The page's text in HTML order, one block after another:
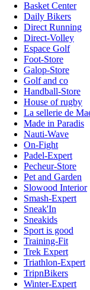
Basket Center
Daily Bikers
Direct Running
Direct-Volley
Espace Golf
Foot-Store
Galop-Store
Golf and co
Handball-Store
House of rugby
La sellerie de
Made in Paradis
Nauti-Wave
On-Fight
Padel-Expert
Pecheur-Store
Pet and Garden
Slowood Interior
Smash-Expert
Sneak'In
Sneakids
Sport is good
Training-Fit
Trek Expert
Triathlon-Expert
TripnBikers
Winter-Expert